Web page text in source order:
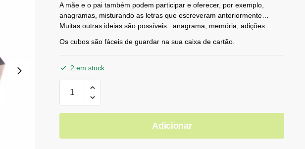
A mãe e o pai também podem participar e oferecer, por exemplo,
anagramas, misturando as letras que escreveram anteriormente…
Muitas outras ideias são possíveis.. anagrama, memória, adições…
Os cubos são fáceis de guardar na sua caixa de cartão.
2 em stock
Adicionar